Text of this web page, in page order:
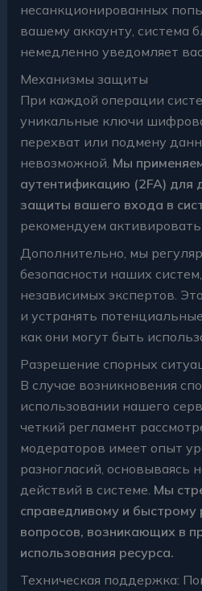
несанкционированных
вашему аккаунту, система
немедленно уведомляет вас.
Механизмы защиты
При каждой операции
уникальные ключи
перехват или подмену
невозможной. Мы
аутентификацию (2FA) для
защиты вашего входа в
рекомендуем
Дополнительно, мы
безопасности наших
независимых экспертов.
и устранять
как они могут быть
Разрешение спорных
В случае возникновения
использовании нашего
четкий регламент
модераторов имеет опыт
разногласий, основываясь
действий в системе. Мы
справедливому и
вопросов, возникающих в
использования ресурса.
Техническая поддержка: